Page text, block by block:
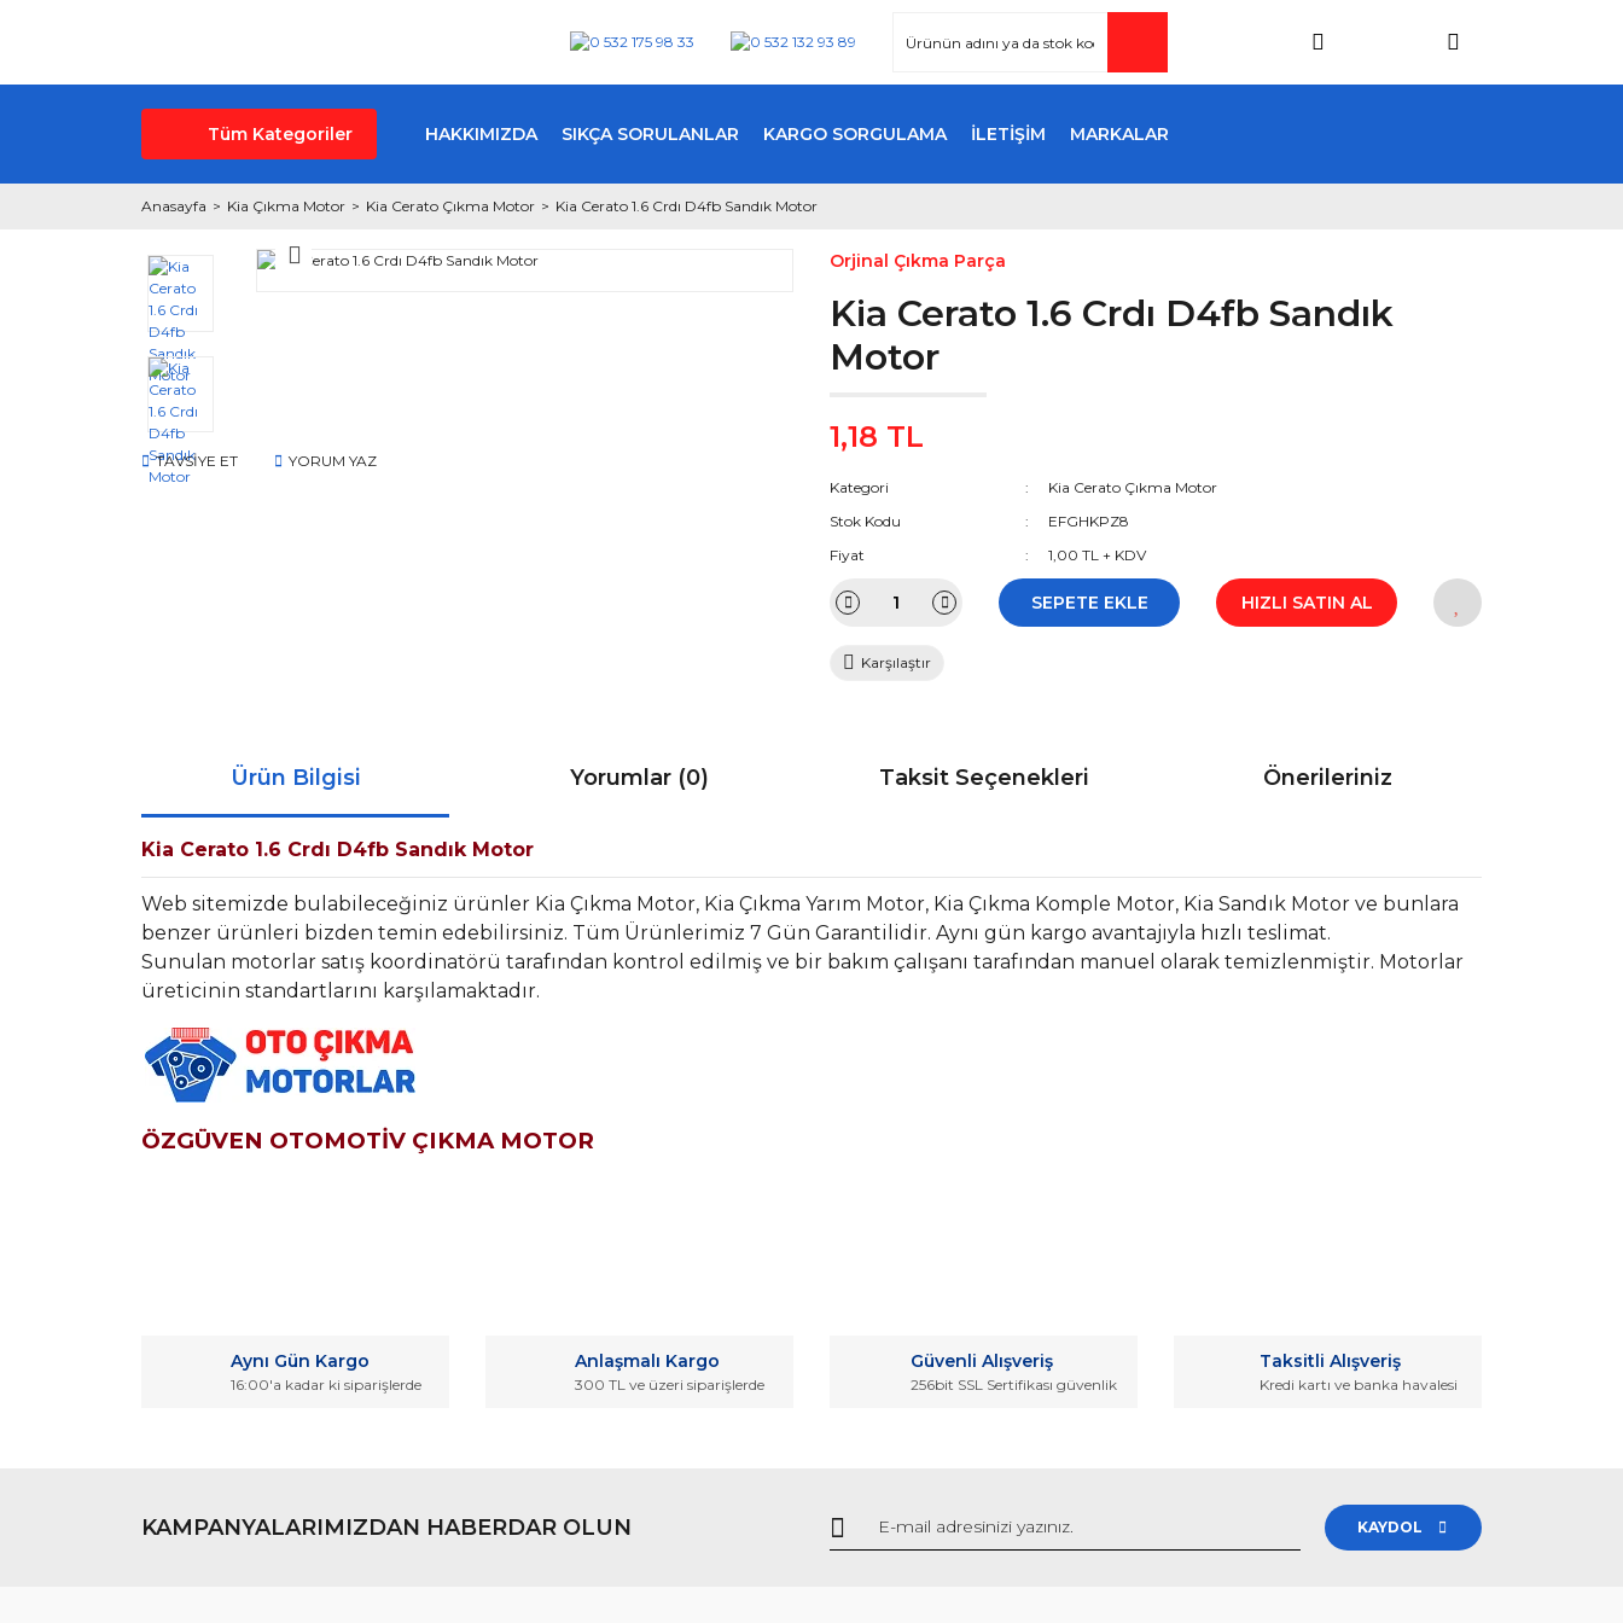
Tüm Kategoriler HAKKIMIZDA SIKÇA SORULANLAR KARGO SORGULAMA İLETİŞİM MARKALAR
Anasayfa Kia Çıkma Motor Kia Cerato Çıkma Motor Kia Cerato 1.6 Crdı D4fb Sandık Motor
TAVSİYE ET YORUM YAZ
Orjinal Çıkma Parça
Kia Cerato 1.6 Crdı D4fb Sandık
Motor
1,18 TL
Kategori
Kia Cerato Çıkma Motor
Stok Kodu
EFGHKPZ8
Fiyat
1,00 TL + KDV
SEPETE EKLE HIZLI SATIN AL
Karşılaştır
Ürün Bilgisi Yorumlar (0) Taksit Seçenekleri Önerileriniz
Kia Cerato 1.6 Crdı D4fb Sandık Motor
Web sitemizde bulabileceğiniz ürünler Kia Çıkma Motor, Kia Çıkma Yarım Motor, Kia Çıkma Komple Motor, Kia Sandık Motor ve bunlara
benzer ürünleri bizden temin edebilirsiniz. Tüm Ürünlerimiz 7 Gün Garantilidir. Aynı gün kargo avantajıyla hızlı teslimat.
Sunulan motorlar satış koordinatörü tarafından kontrol edilmiş ve bir bakım çalışanı tarafından manuel olarak temizlenmiştir. Motorlar
üreticinin standartlarını karşılamaktadır.
ÖZGÜVEN OTOMOTİV ÇIKMA MOTOR
Ürün resmi kalitesiz, bozuk veya görüntülenemiyor.
Aynı Gün Kargo
16:00'a kadar ki siparişlerde
Anlaşmalı Kargo
300 TL ve üzeri siparişlerde
Güvenli Alışveriş
256bit SSL Sertifikası güvenlik
Taksitli Alışveriş
Kredi kartı ve banka havalesi
KAMPANYALARIMIZDAN HABERDAR OLUN KAYDOL